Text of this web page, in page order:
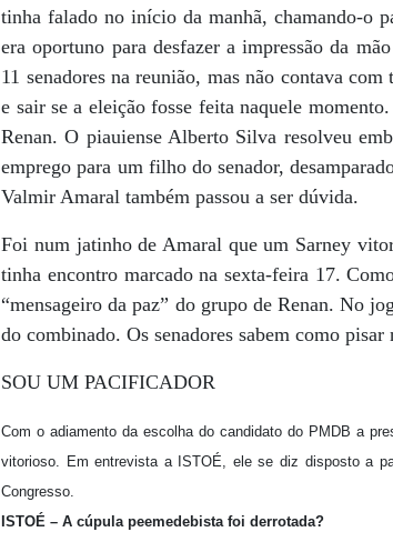
tinha falado no início da manhã, chamando-o
era oportuno para desfazer a impressão da
11 senadores na reunião, mas não contava
e sair se a eleição fosse feita naquele
Renan. O piauiense Alberto Silva resolveu
emprego para um filho do senador,
Valmir Amaral também passou a ser dúvida.
Foi num jatinho de Amaral que um Sarney
tinha encontro marcado na sexta-feira 17.
“mensageiro da paz” do grupo de Renan. No
do combinado. Os senadores sabem como
SOU UM PACIFICADOR
Com o adiamento da escolha do candidato do PMDB a
vitorioso. Em entrevista a ISTOÉ, ele se diz disposto a
Congresso.
ISTOÉ – A cúpula peemedebista foi derrotada?